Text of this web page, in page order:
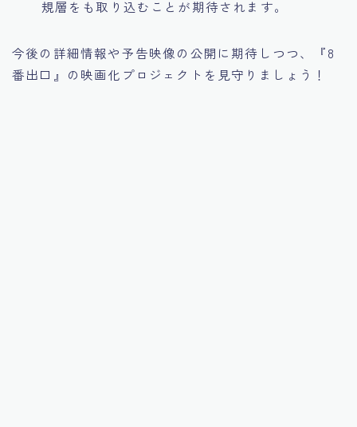
規層をも取り込むことが期待されます。
今後の詳細情報や予告映像の公開に期待しつつ、『8
番出口』の映画化プロジェクトを見守りましょう！